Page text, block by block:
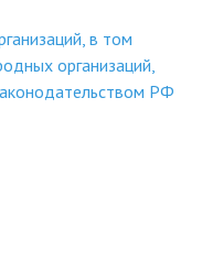
в том
организаций,
РФ